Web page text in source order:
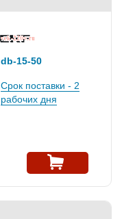
db-15-50
Срок поставки - 2
рабочих дня